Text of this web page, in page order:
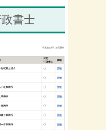
書士